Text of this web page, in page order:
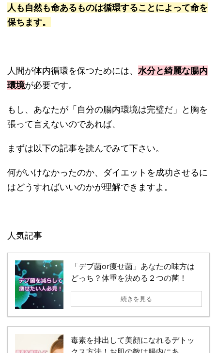
人も自然も命あるものは循環することによって命を
保ちます。
人間が体内循環を保つためには、 水分と綺麗な腸内
環境が必要です。
もし、あなたが「自分の腸内環境は完璧だ」と胸を
張って言えないのであれば、
まずは以下の記事を読んでみて下さい。
何がいけなかったのか、ダイエットを成功させるに
はどうすればいいのかが理解できますよ。
人気記事
「デブ菌or痩せ菌」あなたの味方は
どっち？体重を決める２つの菌！
続きを見る
毒素を排出して美顔になれるデトッ